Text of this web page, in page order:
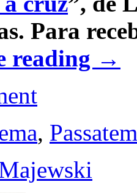
Para
reading →
,